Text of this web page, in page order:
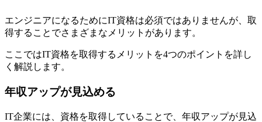
エンジニアになるためにIT資格は必須ではありませんが、取
得することでさまざまなメリットがあります。
ここではIT資格を取得するメリットを4つのポイントを詳し
く解説します。
年収アップが見込める
IT企業には、資格を取得していることで、年収アップが見込